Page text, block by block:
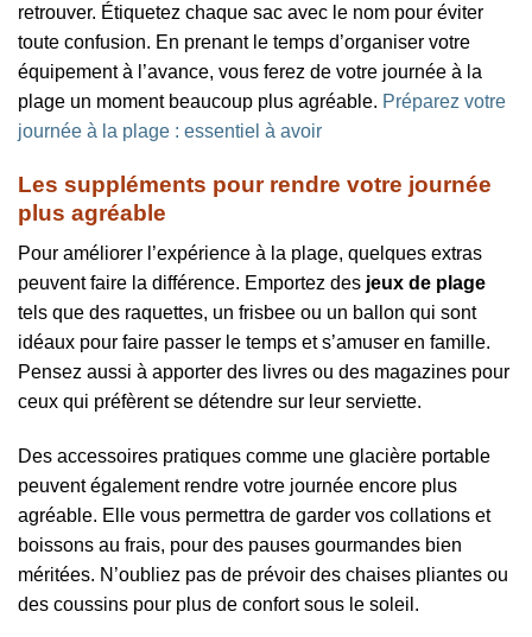
retrouver. Étiquetez chaque sac avec le nom pour éviter
toute confusion. En prenant le temps d’organiser votre
équipement à l’avance, vous ferez de votre journée à la
plage un moment beaucoup plus agréable. Préparez votre
journée à la plage : essentiel à avoir
Les suppléments pour rendre votre journée
plus agréable
Pour améliorer l’expérience à la plage, quelques extras
peuvent faire la différence. Emportez des jeux de plage
tels que des raquettes, un frisbee ou un ballon qui sont
idéaux pour faire passer le temps et s’amuser en famille.
Pensez aussi à apporter des livres ou des magazines pour
ceux qui préfèrent se détendre sur leur serviette.
Des accessoires pratiques comme une glacière portable
peuvent également rendre votre journée encore plus
agréable. Elle vous permettra de garder vos collations et
boissons au frais, pour des pauses gourmandes bien
méritées. N’oubliez pas de prévoir des chaises pliantes ou
des coussins pour plus de confort sous le soleil.